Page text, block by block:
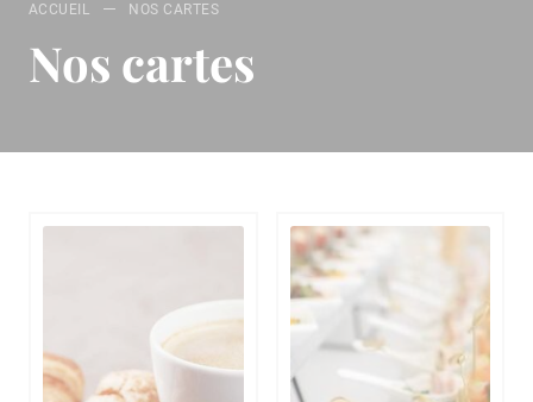
ACCUEIL NOS CARTES
Nos cartes